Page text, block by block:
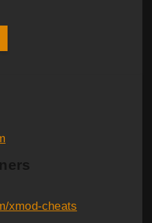
xmod-cheats